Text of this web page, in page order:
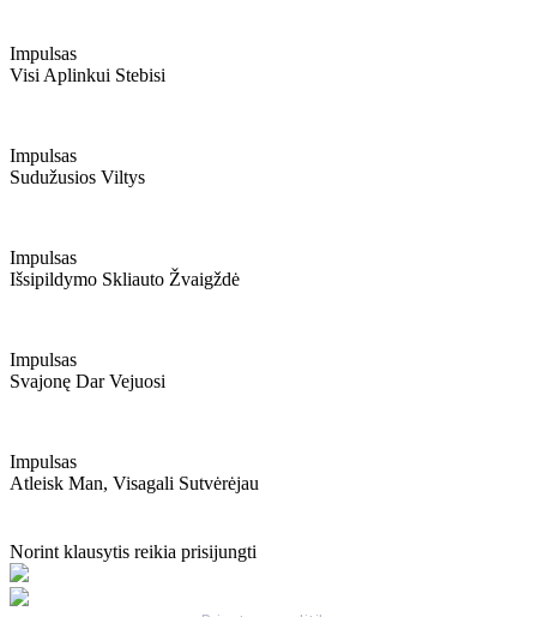
Impulsas
Visi Aplinkui Stebisi
Impulsas
Sudužusios Viltys
Impulsas
Išsipildymo Skliauto Žvaigždė
Impulsas
Svajonę Dar Vejuosi
Impulsas
Atleisk Man, Visagali Sutvėrėjau
Norint klausytis reikia prisijungti